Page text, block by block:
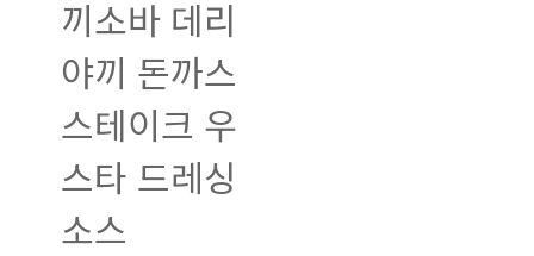
끼소바 데리
야끼 돈까스
스테이크 우
스타 드레싱
소스